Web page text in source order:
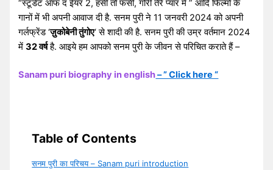
“स्टूडेंट ऑफ द ईयर 2, हंसी तो फसी, गोरी तेरे प्यार में ” आदि फिल्मों के
गानों में भी अपनी आवाज दी है. सनम पुरी ने 11 जनवरी 2024 को अपनी
गर्लफ्रेंड ‘ज़ुकोबेनी तुंगोए‘ से शादी की है. सनम पुरी की उम्र वर्तमान 2024
में32 वर्षहै. आइये हम आपको सनम पुरी के जीवन से परिचित कराते हैं –
Sanam puri biography in english– ” Click here “
Table of Contents
सनम पुरी का परिचय – Sanam puri introduction